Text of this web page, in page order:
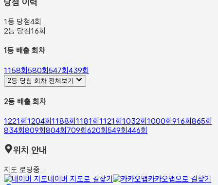
당첨 이력
1등 당첨4회
2등 당첨16회
1등 배출 회차
1158회580회547회439회
2등 당첨 회차 전체보기
2등 배출 회차
1221회 1204회 1188회 1181회 1121회 1032회 1000회 916회 865회
834회 809회 804회 709회 620회 549회 446회
위치 안내
지도 로딩중...
네이버 지도로 길찾기
카카오맵으로 길찾기